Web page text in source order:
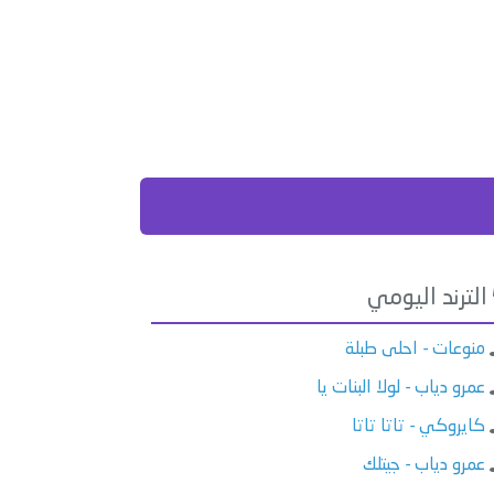
الترند اليومي
منوعات - احلى طبلة
عمرو دياب - لولا البنات يا
كايروكي - تاتا تاتا
عمرو دياب - جيتلك